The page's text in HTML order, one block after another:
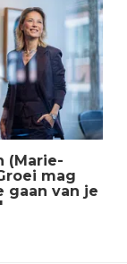
(Marie-
mag
gaan van je